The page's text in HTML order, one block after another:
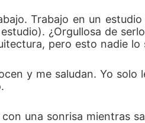
Trabajo en un
¿Orgullosa de
pero esto nadie lo
y me saludan. Yo
una sonrisa mientras